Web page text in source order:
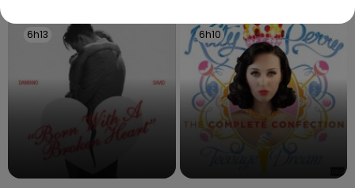
6h13
6h13 6h10
6h10